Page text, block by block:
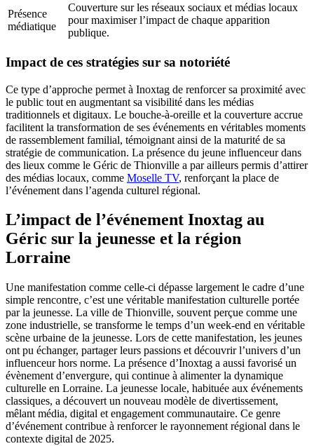
Présence
médiatique
Couverture sur les réseaux sociaux et médias locaux
pour maximiser l’impact de chaque apparition
publique.
Impact de ces stratégies sur sa notoriété
Ce type d’approche permet à Inoxtag de renforcer sa proximité avec
le public tout en augmentant sa visibilité dans les médias
traditionnels et digitaux. Le bouche-à-oreille et la couverture accrue
facilitent la transformation de ses événements en véritables moments
de rassemblement familial, témoignant ainsi de la maturité de sa
stratégie de communication. La présence du jeune influenceur dans
des lieux comme le Géric de Thionville a par ailleurs permis d’attirer
des médias locaux, comme Moselle TV, renforçant la place de
l’événement dans l’agenda culturel régional.
L’impact de l’événement Inoxtag au
Géric sur la jeunesse et la région
Lorraine
Une manifestation comme celle-ci dépasse largement le cadre d’une
simple rencontre, c’est une véritable manifestation culturelle portée
par la jeunesse. La ville de Thionville, souvent perçue comme une
zone industrielle, se transforme le temps d’un week-end en véritable
scène urbaine de la jeunesse. Lors de cette manifestation, les jeunes
ont pu échanger, partager leurs passions et découvrir l’univers d’un
influenceur hors norme. La présence d’Inoxtag a aussi favorisé un
évènement d’envergure, qui continue à alimenter la dynamique
culturelle en Lorraine. La jeunesse locale, habituée aux événements
classiques, a découvert un nouveau modèle de divertissement,
mêlant média, digital et engagement communautaire. Ce genre
d’événement contribue à renforcer le rayonnement régional dans le
contexte digital de 2025.